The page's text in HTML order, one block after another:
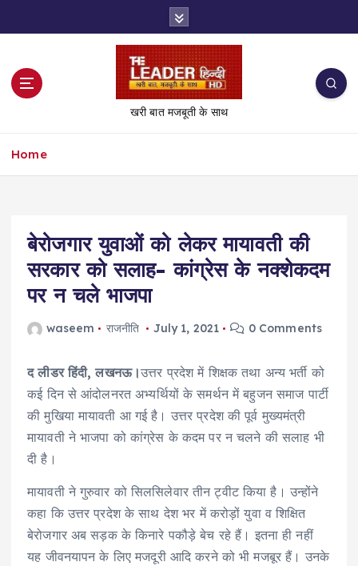
t
खरी बात मजबूती के साथ
Home
बेरोजगार युवाओं को लेकर मायावती की
सरकार को सलाह- कांग्रेस के नक्शेकदम
पर न चले भाजपा
waseem राजनीति July 1, 2021 0 Comments
द लीडर हिंदी, लखनऊ।उत्तर प्रदेश में शिक्षक तथा अन्य भर्ती को
कई दिन से आंदोलनरत अभ्यर्थियों के समर्थन में बहुजन समाज पार्टी
की मुखिया मायावती आ गई है। उत्तर प्रदेश की पूर्व मुख्यमंत्री
मायावती ने भाजपा को कांग्रेस के कदम पर न चलने की सलाह भी
दी है।
मायावती ने गुरुवार को सिलसिलेवार तीन ट्वीट किया है। उन्होंने
कहा कि उत्तर प्रदेश के साथ देश भर में करोड़ों युवा व शिक्षित
बेरोजगार अब सड़क के किनारे पकौड़े बेच रहे हैं। इतना ही नहीं
यह जीवनयापन के लिए मजदूरी आदि करने को भी मजबूर हैं। उनके